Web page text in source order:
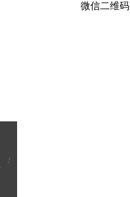
微信二维码